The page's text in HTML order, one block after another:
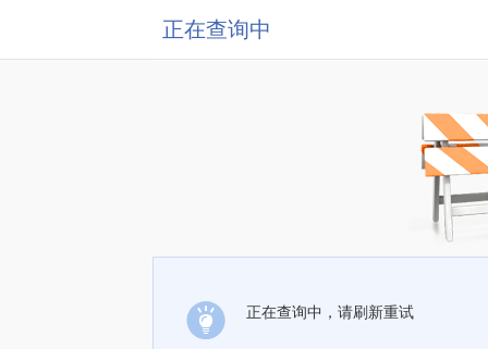
正在查询中
正在查询中，请刷新重试